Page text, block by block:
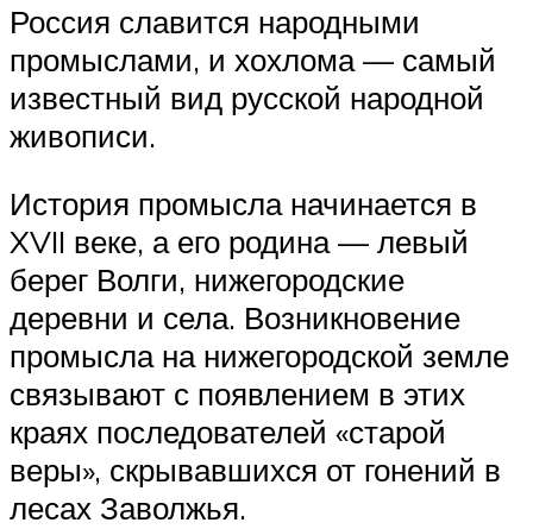
Россия славится народными
промыслами, и хохлома — самый
известный вид русской народной
живописи.
История промысла начинается в
XVII веке, а его родина — левый
берег Волги, нижегородские
деревни и села. Возникновение
промысла на нижегородской земле
связывают с появлением в этих
краях последователей «старой
веры», скрывавшихся от гонений в
лесах Заволжья.